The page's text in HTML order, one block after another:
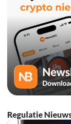
Regulatie